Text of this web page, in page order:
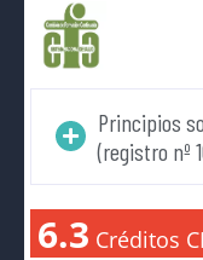
Principios
(registro nº
6.3 Créditos